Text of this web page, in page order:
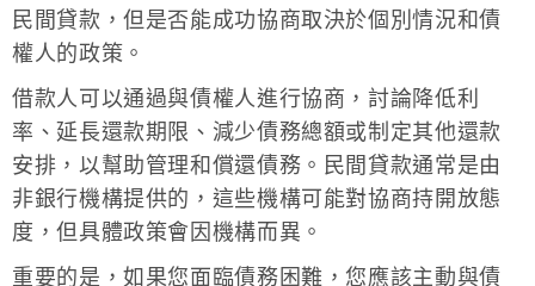
民間貸款，但是否能成功協商取決於個別情況和債
權人的政策。
借款人可以通過與債權人進行協商，討論降低利
率、延長還款期限、減少債務總額或制定其他還款
安排，以幫助管理和償還債務。民間貸款通常是由
非銀行機構提供的，這些機構可能對協商持開放態
度，但具體政策會因機構而異。
重要的是，如果您面臨債務困難，您應該主動與債